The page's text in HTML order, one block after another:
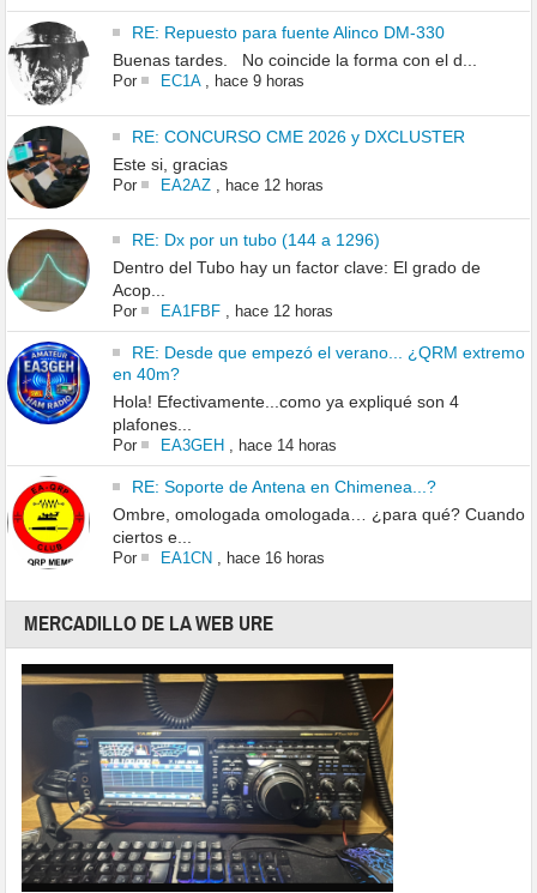
RE: Repuesto para fuente Alinco DM-330
Buenas tardes. No coincide la forma con el d...
Por EC1A, hace 9 horas
RE: CONCURSO CME 2026 y DXCLUSTER
Este si, gracias
Por EA2AZ, hace 12 horas
RE: Dx por un tubo (144 a 1296)
Dentro del Tubo hay un factor clave: El grado de
Acop...
Por EA1FBF, hace 12 horas
RE: Desde que empezó el verano... ¿QRM extremo
en 40m?
Hola! Efectivamente...como ya expliqué son 4
plafones...
Por EA3GEH , hace 14 horas
RE: Soporte de Antena en Chimenea...?
Ombre, omologada omologada… ¿para qué? Cuando
ciertos e...
Por EA1CN , hace 16 horas
MERCADILLO DE LA WEB URE